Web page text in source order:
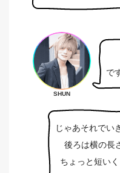
SHUN
で
じゃあそれでい
後ろは横の長
ちょっと短い